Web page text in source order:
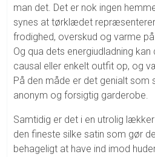
man det. Det er nok ingen
synes at tørklædet
frodighed, overskud og varme
Og qua dets energiudladning
causal eller enkelt outfit op, og
På den måde er det genialt som
anonym og forsigtig garderobe.
Samtidig er det i en utrolig
den fineste silke satin som gør
behageligt at have ind imod